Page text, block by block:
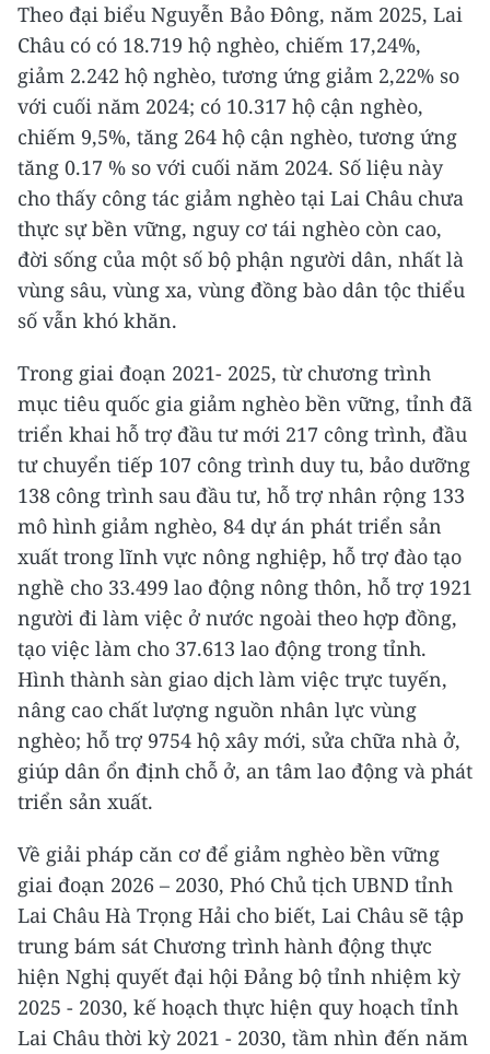
Theo đại biểu Nguyễn Bảo Đông, năm 2025, Lai
Châu có có 18.719 hộ nghèo, chiếm 17,24%,
giảm 2.242 hộ nghèo, tương ứng giảm 2,22% so
với cuối năm 2024; có 10.317 hộ cận nghèo,
chiếm 9,5%, tăng 264 hộ cận nghèo, tương ứng
tăng 0.17 % so với cuối năm 2024. Số liệu này
cho thấy công tác giảm nghèo tại Lai Châu chưa
thực sự bền vững, nguy cơ tái nghèo còn cao,
đời sống của một số bộ phận người dân, nhất là
vùng sâu, vùng xa, vùng đồng bào dân tộc thiểu
số vẫn khó khăn.
Trong giai đoạn 2021- 2025, từ chương trình
mục tiêu quốc gia giảm nghèo bền vững, tỉnh đã
triển khai hỗ trợ đầu tư mới 217 công trình, đầu
tư chuyển tiếp 107 công trình duy tu, bảo dưỡng
138 công trình sau đầu tư, hỗ trợ nhân rộng 133
mô hình giảm nghèo, 84 dự án phát triển sản
xuất trong lĩnh vực nông nghiệp, hỗ trợ đào tạo
nghề cho 33.499 lao động nông thôn, hỗ trợ 1921
người đi làm việc ở nước ngoài theo hợp đồng,
tạo việc làm cho 37.613 lao động trong tỉnh.
Hình thành sàn giao dịch làm việc trực tuyến,
nâng cao chất lượng nguồn nhân lực vùng
nghèo; hỗ trợ 9754 hộ xây mới, sửa chữa nhà ở,
giúp dân ổn định chỗ ở, an tâm lao động và phát
triển sản xuất.
Về giải pháp căn cơ để giảm nghèo bền vững
giai đoạn 2026 – 2030, Phó Chủ tịch UBND tỉnh
Lai Châu Hà Trọng Hải cho biết, Lai Châu sẽ tập
trung bám sát Chương trình hành động thực
hiện Nghị quyết đại hội Đảng bộ tỉnh nhiệm kỳ
2025 - 2030, kế hoạch thực hiện quy hoạch tỉnh
Lai Châu thời kỳ 2021 - 2030, tầm nhìn đến năm